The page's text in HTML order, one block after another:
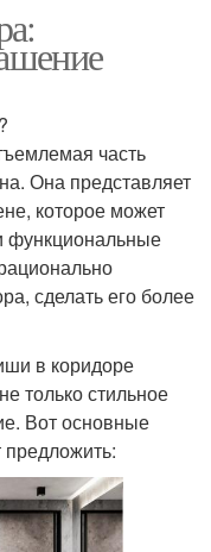
часть
Она представляет
которое может
функциональные
сделать его более
в коридоре
только стильное
Вот основные